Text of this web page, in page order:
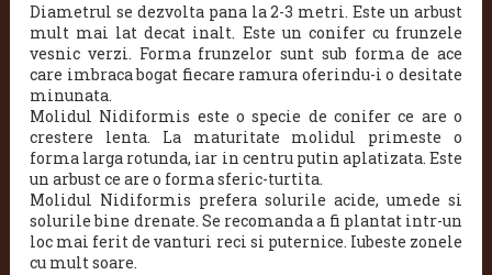
Diametrul se dezvolta pana la 2-3 metri. Este un arbust
mult mai lat decat inalt. Este un conifer cu frunzele
vesnic verzi. Forma frunzelor sunt sub forma de ace
care imbraca bogat fiecare ramura oferindu-i o desitate
minunata.
Molidul Nidiformis este o specie de conifer ce are o
crestere lenta. La maturitate molidul primeste o
forma larga rotunda, iar in centru putin aplatizata. Este
un arbust ce are o forma sferic-turtita.
Molidul Nidiformis prefera solurile acide, umede si
solurile bine drenate. Se recomanda a fi plantat intr-un
loc mai ferit de vanturi reci si puternice. Iubeste zonele
cu mult soare.